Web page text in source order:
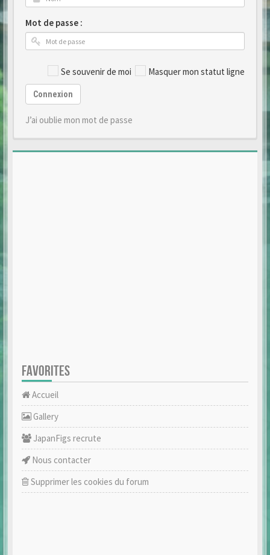
Mot de passe :
Se souvenir de moi Masquer mon statut ligne
Connexion
J’ai oublie mon mot de passe
FAVORITES
Accueil
Gallery
JapanFigs recrute
Nous contacter
Supprimer les cookies du forum